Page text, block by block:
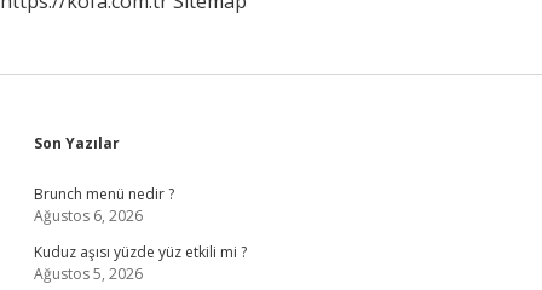
Sidebar
Son Yazılar
Brunch menü nedir ?
Ağustos 6, 2026
Kuduz aşısı yüzde yüz etkili mi ?
Ağustos 5, 2026